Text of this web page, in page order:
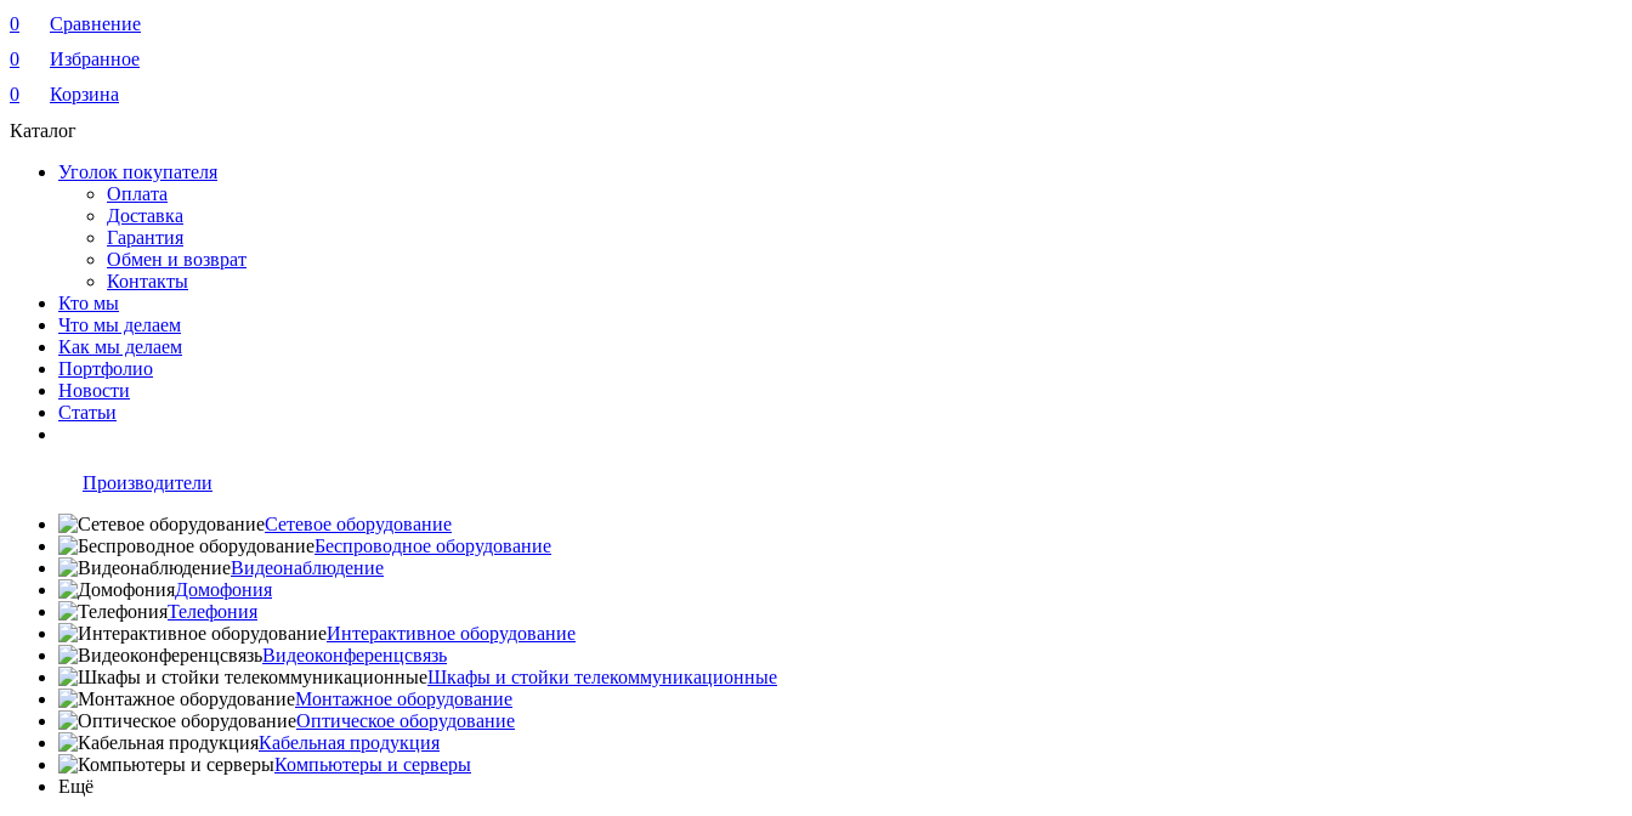
0
Сравнение
0
Избранное
0
Корзина
Каталог
Уголок покупателя
Оплата
Доставка
Гарантия
Обмен и возврат
Контакты
Кто мы
Что мы делаем
Как мы делаем
Портфолио
Новости
Статьи
Производители
Сетевое оборудование
Беспроводное оборудование
Видеонаблюдение
Домофония
Телефония
Интерактивное оборудование
Видеоконференцсвязь
Шкафы и стойки телекоммуникационные
Монтажное оборудование
Оптическое оборудование
Кабельная продукция
Компьютеры и серверы
Ещё